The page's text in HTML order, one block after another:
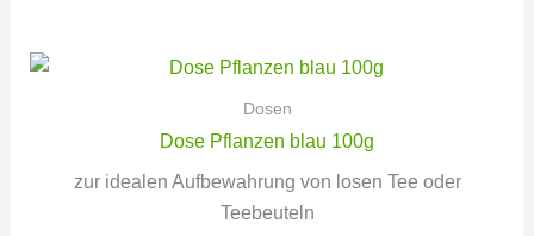
Dosen
Dose Pflanzen blau 100g
zur idealen Aufbewahrung von losen Tee oder
Teebeuteln